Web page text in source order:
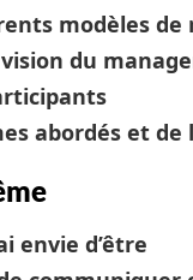
modèles de
du
abordés et de
envie d’être